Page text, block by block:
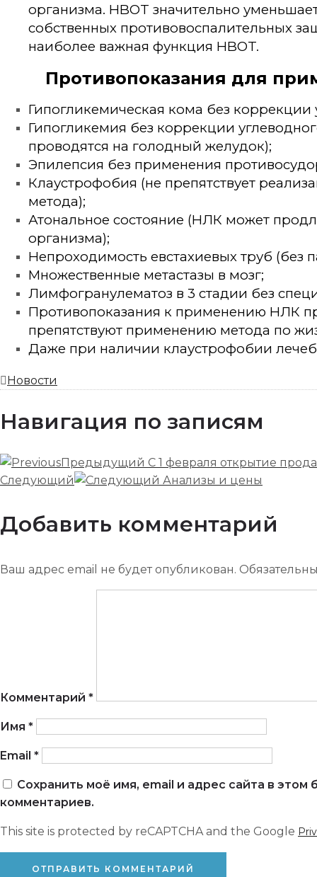
организма. HBOT значительно
собственных противовоспалительных
наиболее важная функция HBOT.
Противопоказания для
Гипогликемическая кома без коррекции
Гипогликемия без коррекции
проводятся на голодный желудок);
Эпилепсия без применения
Клаустрофобия (не препятствует
метода);
Атональное состояние (НЛК может
организма);
Непроходимость евстахиевых труб (без
Множественные метастазы в мозг;
Лимфогранулематоз в 3 стадии без
Противопоказания к применению НЛК
препятствуют применению метода по
Даже при наличии клаустрофобии
Новости
Навигация по записям
Предыдущий С 1 февраля открытие
Следующий
Анализы и цены
Добавить комментарий
Ваш адрес email не будет опубликован.
Комментарий *
Имя *
Email *
Сохранить моё имя, email и адрес сайта в
комментариев.
This site is protected by reCAPTCHA and the Google